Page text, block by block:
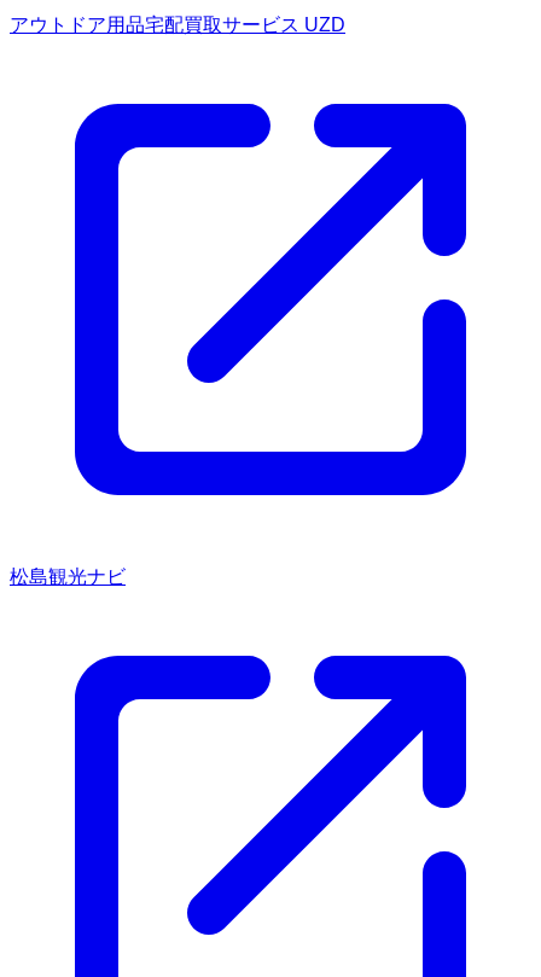
アウトドア用品宅配買取サービス UZD
松島観光ナビ